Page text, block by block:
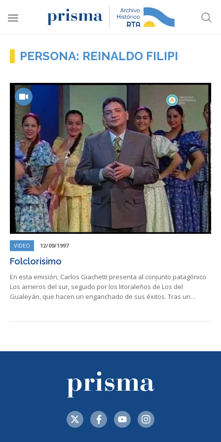
PERSONA: REINALDO FILIPI
VIDEO 12/09/1997
Folclorísimo
En esta emisión, Carlos Giachetti presenta al conjunto patagónico
Los arrieros del sur, seguido por los litoraleños de Los del
Gualeyán, que hacen un enganchado de sus éxitos. Tras un…